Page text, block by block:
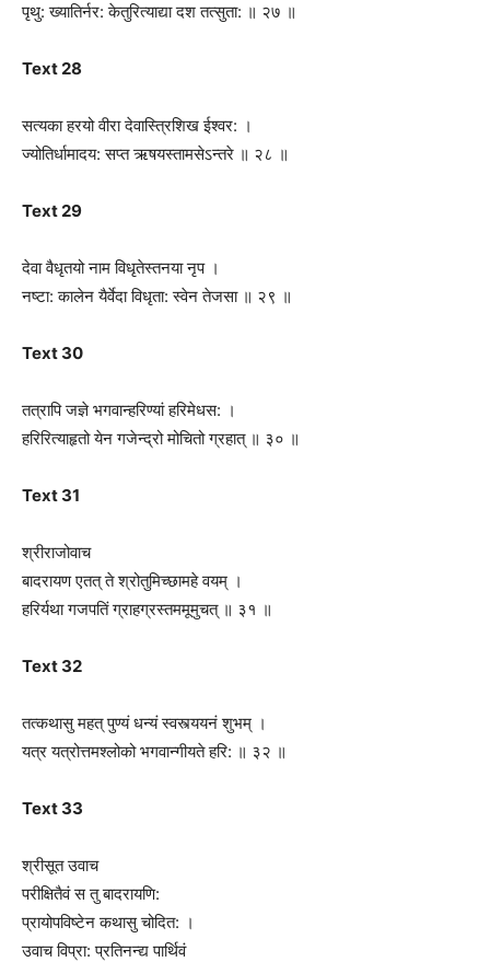
पृथु: ख्यातिर्नर: केतुरित्याद्या दश तत्सुता: ॥ २७ ॥
Text 28
सत्यका हरयो वीरा देवास्त्रिशिख ईश्वर: ।
ज्योतिर्धामादय: सप्त ऋषयस्तामसेऽन्तरे ॥ २८ ॥
Text 29
देवा वैधृतयो नाम विधृतेस्तनया नृप ।
नष्टा: कालेन यैर्वेदा विधृता: स्वेन तेजसा ॥ २९ ॥
Text 30
तत्रापि जज्ञे भगवान्हरिण्यां हरिमेधस: ।
हरिरित्याहृतो येन गजेन्द्रो मोचितो ग्रहात् ॥ ३० ॥
Text 31
श्रीराजोवाच
बादरायण एतत् ते श्रोतुमिच्छामहे वयम् ।
हरिर्यथा गजपतिं ग्राहग्रस्तममूमुचत् ॥ ३१ ॥
Text 32
तत्कथासु महत् पुण्यं धन्यं स्वस्त्ययनं शुभम् ।
यत्र यत्रोत्तमश्लोको भगवान्गीयते हरि: ॥ ३२ ॥
Text 33
श्रीसूत उवाच
परीक्षितैवं स तु बादरायणि:
प्रायोपविष्टेन कथासु चोदित: ।
उवाच विप्रा: प्रतिनन्द्य पार्थिवं